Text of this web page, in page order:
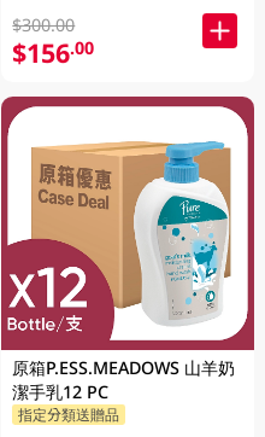
$300.00
$156.00
原箱P.ESS.MEADOWS 山羊奶
潔手乳12 PC
指定分類送贈品